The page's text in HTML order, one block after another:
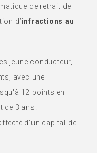
de retrait de
d’infractions au
jeune conducteur,
avec une
12 points en
de 3 ans.
d’un capital de